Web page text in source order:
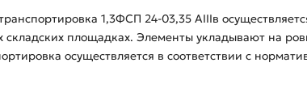
1,3ФСП 24-03,35 АIIIв
складских площадках. Элементы укладывают на
осуществляется в соответствии с